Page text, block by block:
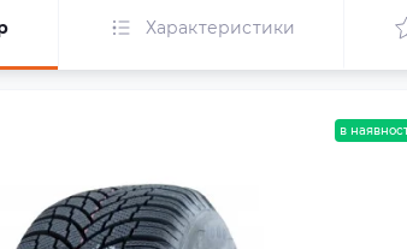
Характеристики
в